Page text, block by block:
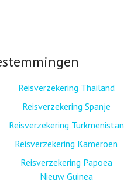
Reisverzekering Thailand
Reisverzekering Spanje
Reisverzekering Turkmenistan
Reisverzekering Kameroen
Reisverzekering Papoea
Nieuw Guinea